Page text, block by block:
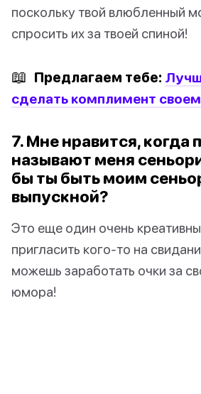
поскольку твой влюбленный
спросить их за твоей спиной!
📖 Предлагаем тебе:
сделать комплимент
7. Мне нравится, когда
называют меня
бы ты быть моим
выпускной?
Это еще один очень
пригласить кого-то на
можешь заработать очки за
юмора!